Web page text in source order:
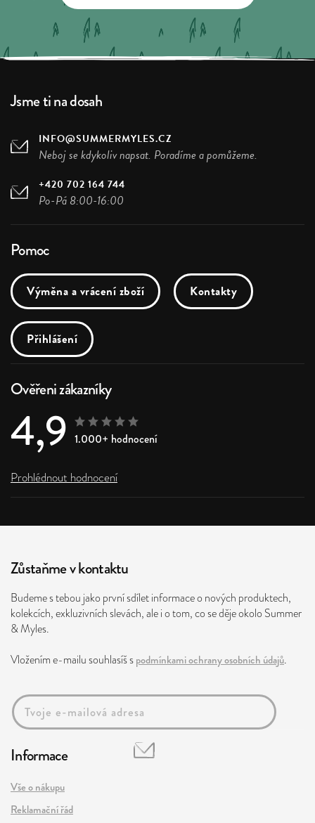
Jsme ti na dosah
INFO@SUMMERMYLES.CZ
Neboj se kdykoliv napsat. Poradíme a pomůžeme.
+420 702 164 744
Po-Pá 8:00-16:00
Pomoc
Výměna a vrácení zboží Kontakty
Přihlášení
Ověřeni zákazníky
4,9 1.000+ hodnocení
Prohlédnout hodnocení
Zůstaňme v kontaktu
Budeme s tebou jako první sdílet informace o nových produktech,
kolekcích, exkluzivních slevách, ale i o tom, co se děje okolo Summer
& Myles.
Vložením e-mailu souhlasíš spodmínkami ochrany osobních údajů.
Informace
Vše o nákupu
Reklamační řád